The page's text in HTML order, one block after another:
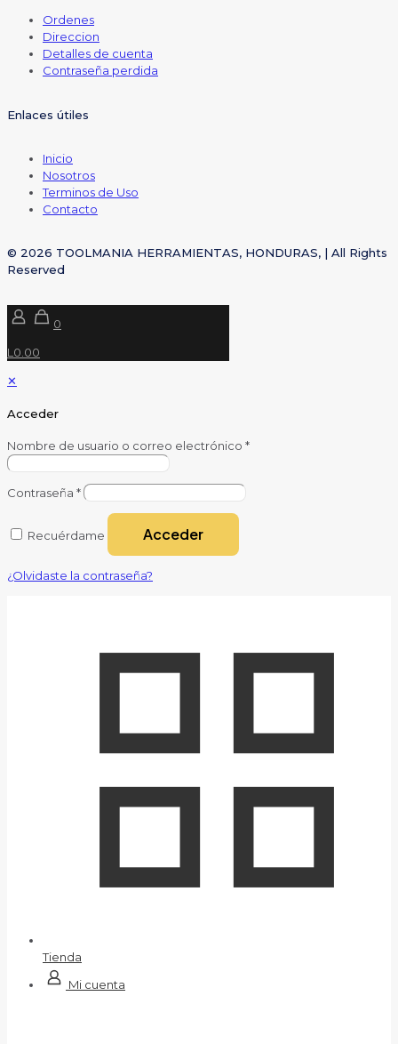
Ordenes
Direccion
Detalles de cuenta
Contraseña perdida
Enlaces útiles
Inicio
Nosotros
Terminos de Uso
Contacto
© 2026 TOOLMANIA HERRAMIENTAS, HONDURAS, | All Rights
Reserved
0
L0.00
✕
Acceder
Nombre de usuario o correo electrónico *
Contraseña *
Recuérdame Acceder
¿Olvidaste la contraseña?
Tienda
Mi cuenta